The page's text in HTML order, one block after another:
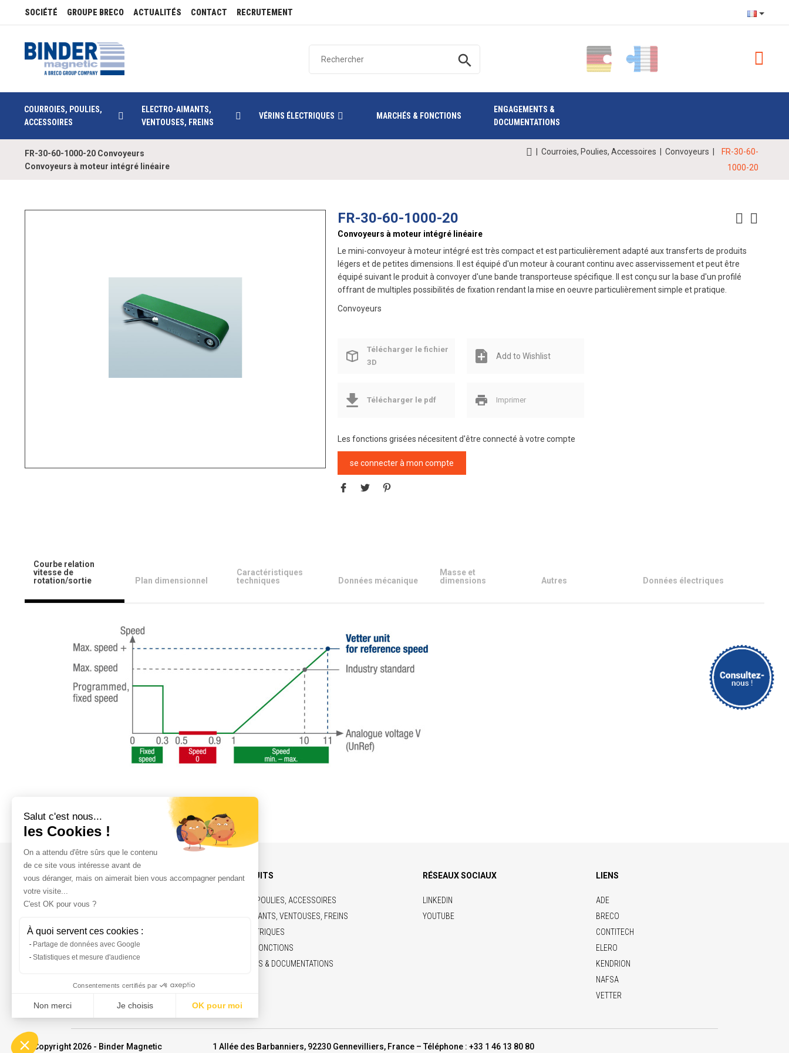
search
SOCIÉTÉ GROUPE BRECO ACTUALITÉS CONTACT RECRUTEMENT
COURROIES, POULIES,
ACCESSOIRES
ELECTRO-AIMANTS,
VENTOUSES, FREINS
VÉRINS ÉLECTRIQUES MARCHÉS & FONCTIONS
ENGAGEMENTS &
DOCUMENTATIONS
FR-30-60-1000-20 Convoyeurs
Convoyeurs à moteur intégré linéaire
Courroies, Poulies, Accessoires Convoyeurs
FR-30-60-
1000-20
FR-30-60-1000-20
Convoyeurs à moteur intégré linéaire
Le mini-convoyeur à moteur intégré est très compact et est particulièrement adapté aux transferts de produits
légers et de petites dimensions. Il est équipé d'un moteur à courant continu avec asservissement et peut être
équipé suivant le produit à convoyer d'une bande transporteuse spécifique. Il est conçu sur la base d'un profilé
offrant de multiples possibilités de fixation rendant la mise en oeuvre particulièrement simple et pratique.
Convoyeurs
Télécharger le fichier
3D
Add to Wishlist
Télécharger le pdf Imprimer
Les fonctions grisées nécesitent d'être connecté à votre compte
se connecter à mon compte
Courbe relation
vitesse de
rotation/sortie
Plan dimensionnel
Caractéristiques
techniques
Données mécanique
Masse et
dimensions
Autres Données électriques
INFOS ET CONTACT
ACTUALITÉS
RECRUTEMENT
MENTIONS LÉGALES
NOS PRODUITS
COURROIES, POULIES, ACCESSOIRES
ÉLECTRO-AIMANTS, VENTOUSES, FREINS
VÉRINS ÉLECTRIQUES
MARCHÉS & FONCTIONS
ENGAGEMENTS & DOCUMENTATIONS
RÉSEAUX SOCIAUX
LINKEDIN
YOUTUBE
LIENS
ADE
BRECO
CONTITECH
ELERO
KENDRION
NAFSA
VETTER
© Copyright 2026 - Binder Magnetic 1 Allée des Barbanniers, 92230 Gennevilliers, France – Téléphone : +33 1 46 13 80 80